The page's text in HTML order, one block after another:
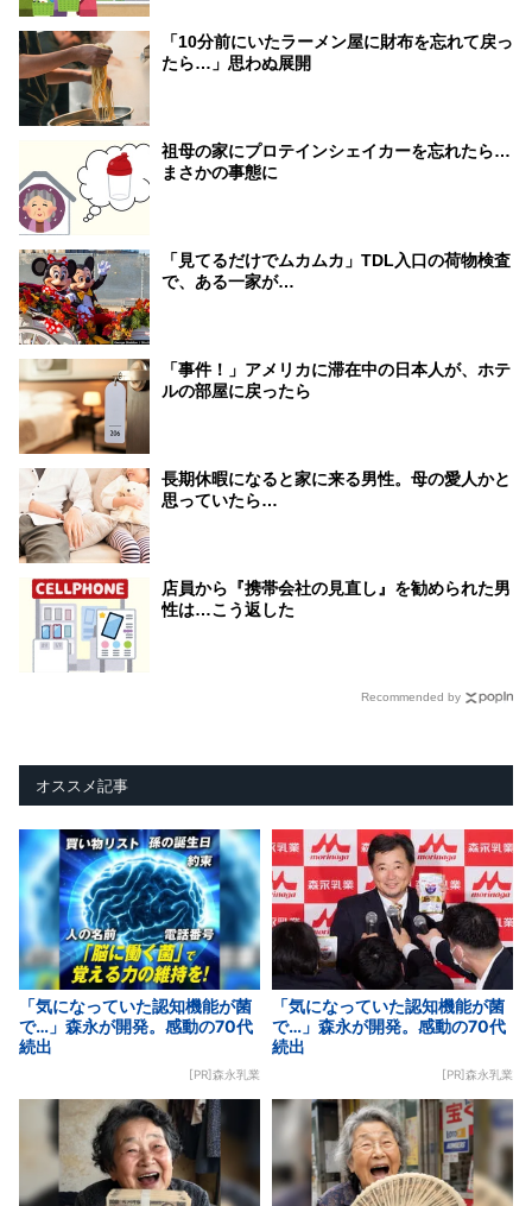
「10分前にいたラーメン屋に財布を忘れて戻っ
たら…」思わぬ展開
祖母の家にプロテインシェイカーを忘れたら…
まさかの事態に
「見てるだけでムカムカ」TDL入口の荷物検査
で、ある一家が…
「事件！」アメリカに滞在中の日本人が、ホテ
ルの部屋に戻ったら
長期休暇になると家に来る男性。母の愛人かと
思っていたら…
店員から『携帯会社の見直し』を勧められた男
性は…こう返した
Recommended by
オススメ記事
「気になっていた認知機能が菌
で…」森永が開発。感動の70代
続出
[PR]森永乳業
「気になっていた認知機能が菌
で…」森永が開発。感動の70代
続出
[PR]森永乳業